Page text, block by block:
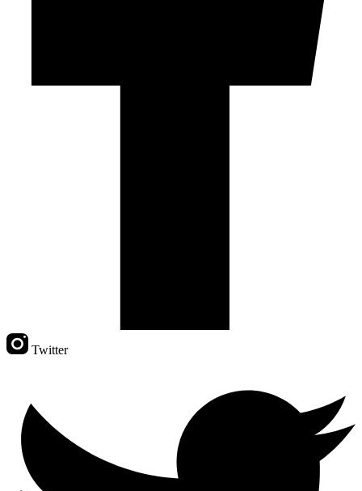
Twitter